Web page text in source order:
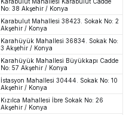
No: 38 Akşehir / Konya
Karabulut Mahallesi 38423. Sokak No: 2
Akşehir / Konya
Karahüyük Mahallesi 36834. Sokak No:
3 Akşehir / Konya
Karahüyük Mahallesi Büyükkapı Cadde
No: 57 Akşehir / Konya
İstasyon Mahallesi 30444. Sokak No: 10
Akşehir / Konya
Kızılca Mahallesi İbre Sokak No: 26
Akşehir / Konya